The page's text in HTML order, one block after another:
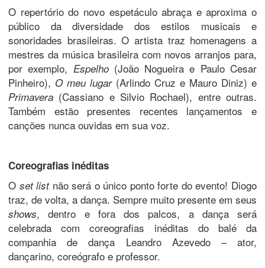
O repertório do novo espetáculo abraça e aproxima o
público da diversidade dos estilos musicais e
sonoridades brasileiras. O artista traz homenagens a
mestres da música brasileira com novos arranjos para,
por exemplo, Espelho(João Nogueira e Paulo Cesar
Pinheiro), O meu lugar(Arlindo Cruz e Mauro Diniz) e
Primavera (Cassiano e Silvio Rochael), entre outras.
Também estão presentes recentes lançamentos e
canções nunca ouvidas em sua voz.
Coreografias inéditas
O set listnão será o único ponto forte do evento! Diogo
traz, de volta, a dança. Sempre muito presente em seus
shows, dentro e fora dos palcos, a dança será
celebrada com coreografias inéditas do balé da
companhia de dança Leandro Azevedo – ator,
dançarino, coreógrafo e professor.